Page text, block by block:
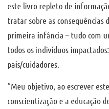
este livro repleto de
tratar sobre as consequências
primeira infância – tudo com
todos os indivíduos
pais/cuidadores.
“Meu objetivo, ao escrever
conscientização e a educação